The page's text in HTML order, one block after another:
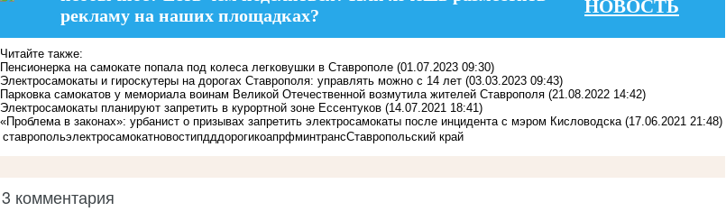
рекламу на наших площадках?
НОВОСТЬ
Читайте также:
Пенсионерка на самокате попала под колеса легковушки в Ставрополе (01.07.2023 09:30)
Электросамокаты и гироскутеры на дорогах Ставрополя: управлять можно с 14 лет (03.03.2023 09:43)
Парковка самокатов у мемориала воинам Великой Отечественной возмутила жителей Ставрополя (21.08.2022 14:42)
Электросамокаты планируют запретить в курортной зоне Ессентуков (14.07.2021 18:41)
«Проблема в законах»: урбанист о призывах запретить электросамокаты после инцидента с мэром Кисловодска (17.06.2021 21:48)
ставропольэлектросамокатновостипдддорогикоапрфминтрансСтавропольский край
3 комментария